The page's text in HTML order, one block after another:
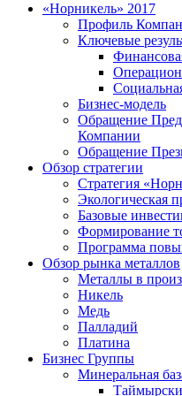
«Норникель» 2017
Профиль
Ключевые
Бизнес-модель
Обращение
Компании
Обращение
Обзор стратегии
Стратегия
Экологическая
Базовые
Формирование
Программа
Обзор рынка металлов
Металлы в
Никель
Медь
Палладий
Платина
Бизнес Группы
Минеральная